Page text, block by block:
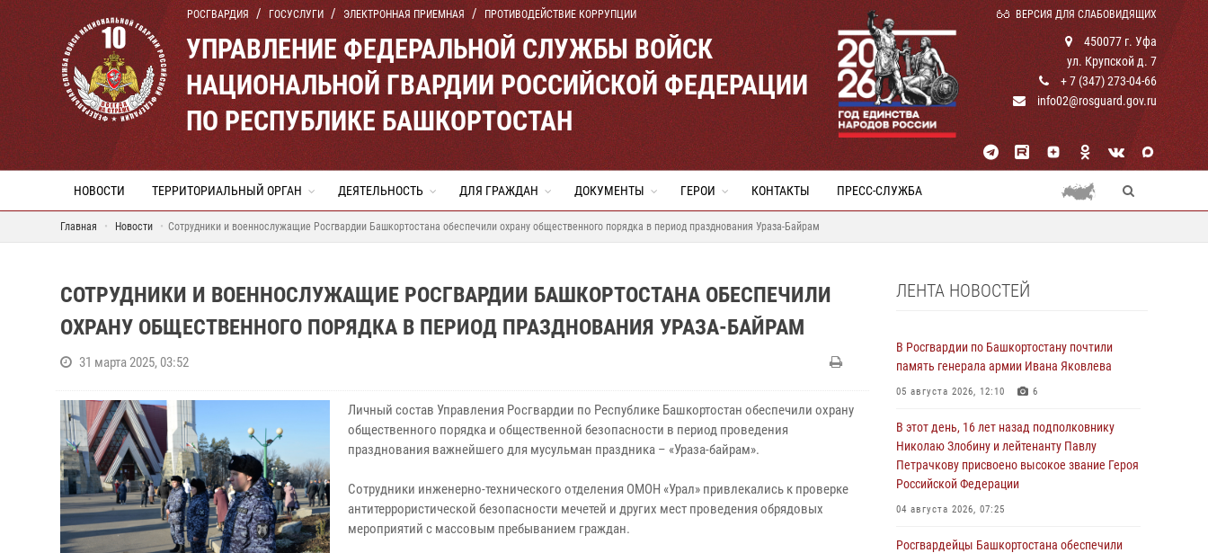
РОСГВАРДИЯ ГОСУСЛУГИ ЭЛЕКТРОННАЯ ПРИЕМНАЯ ПРОТИВОДЕЙСТВИЕ КОРРУПЦИИ ВЕРСИЯ ДЛЯ СЛАБОВИДЯЩИХ
УПРАВЛЕНИЕ ФЕДЕРАЛЬНОЙ СЛУЖБЫ ВОЙСК
НАЦИОНАЛЬНОЙ ГВАРДИИ РОССИЙСКОЙ ФЕДЕРАЦИИ
ПО РЕСПУБЛИКЕ БАШКОРТОСТАН
450077 г. Уфа
ул. Крупской д. 7
+ 7 (347) 273-04-66
info02@rosguard.gov.ru
НОВОСТИ ТЕРРИТОРИАЛЬНЫЙ ОРГАН ДЕЯТЕЛЬНОСТЬ ДЛЯ ГРАЖДАН ДОКУМЕНТЫ ГЕРОИ КОНТАКТЫ ПРЕСС-СЛУЖБА
Главная Новости Сотрудники и военнослужащие Росгвардии Башкортостана обеспечили охрану общественного порядка в период празднования Ураза-Байрам
СОТРУДНИКИ И ВОЕННОСЛУЖАЩИЕ РОСГВАРДИИ БАШКОРТОСТАНА ОБЕСПЕЧИЛИ
ОХРАНУ ОБЩЕСТВЕННОГО ПОРЯДКА В ПЕРИОД ПРАЗДНОВАНИЯ УРАЗА-БАЙРАМ
31 марта 2025, 03:52
Личный состав Управления Росгвардии по Республике Башкортостан обеспечили охрану
общественного порядка и общественной безопасности в период проведения
празднования важнейшего для мусульман праздника – «Ураза-байрам».
Сотрудники инженерно-технического отделения ОМОН «Урал» привлекались к проверке
антитеррористической безопасности мечетей и других мест проведения обрядовых
мероприятий с массовым пребыванием граждан.
ЛЕНТА НОВОСТЕЙ
В Росгвардии по Башкортостану почтили
память генерала армии Ивана Яковлева
05 августа 2026, 12:10 6
В этот день, 16 лет назад подполковнику
Николаю Злобину и лейтенанту Павлу
Петрачкову присвоено высокое звание Героя
Российской Федерации
04 августа 2026, 07:25
Росгвардейцы Башкортостана обеспечили